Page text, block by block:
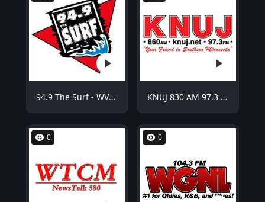
94.9 The Surf - WVCO KNUJ 830 AM 97.3 FM - KNUJ
0 0